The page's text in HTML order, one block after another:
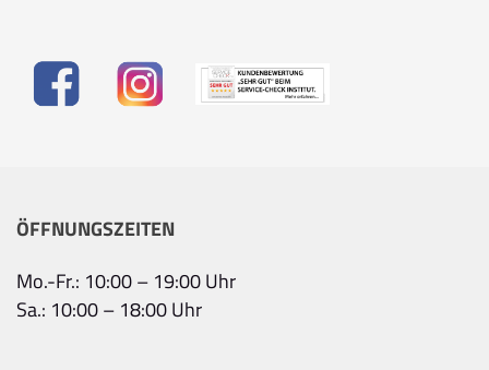
ÖFFNUNGSZEITEN
Mo.-Fr.: 10:00 – 19:00 Uhr
Sa.: 10:00 – 18:00 Uhr